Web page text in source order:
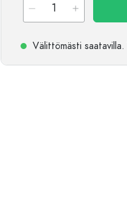
Välittömästi saatavilla.